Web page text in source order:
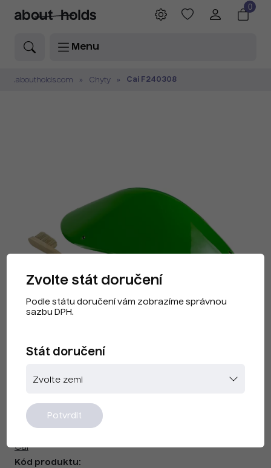
Menu
0
.aboutholds.com Chyty Cai F240308
CAI F240308 Fluorescenční Žlutá
Cai
Kód produktu:
Zvolte stát doručení
Podle státu doručení vám zobrazíme správnou
sazbu DPH.
Stát doručení
Potvrdit